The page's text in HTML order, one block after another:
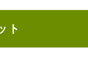
ト